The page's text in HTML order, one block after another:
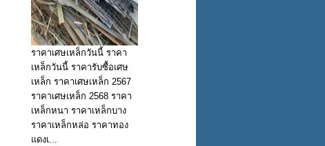
ราคาเศษเหล็กวันนี้ ราคา
เหล็กวันนี้ ราคารับซื้อเศษ
เหล็ก ราคาเศษเหล็ก 2567
ราคาเศษเหล็ก 2568 ราคา
เหล็กหนา ราคาเหล็กบาง
ราคาเหล็กหล่อ ราคาทอง
แดงเ...